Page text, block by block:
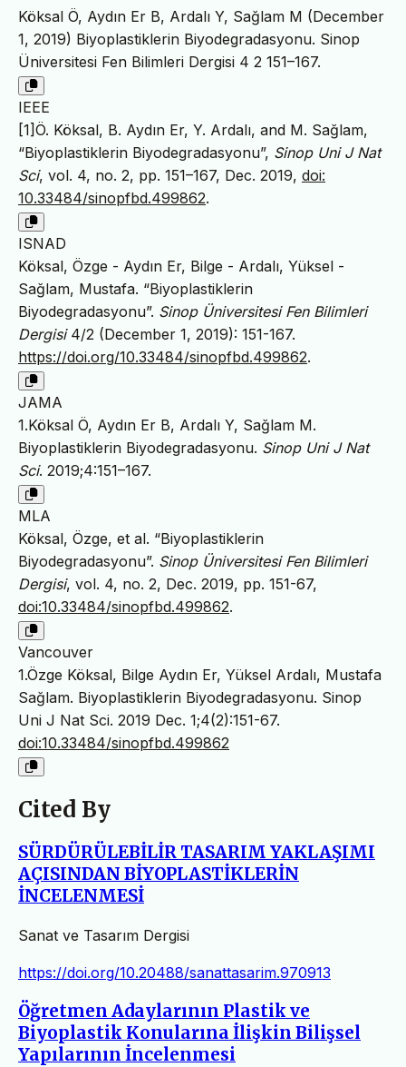
Köksal Ö, Aydın Er B, Ardalı Y, Sağlam M (December
1, 2019) Biyoplastiklerin Biyodegradasyonu. Sinop
Üniversitesi Fen Bilimleri Dergisi 4 2 151–167.
IEEE
[1]Ö. Köksal, B. Aydın Er, Y. Ardalı, and M. Sağlam,
“Biyoplastiklerin Biyodegradasyonu”, Sinop Uni J Nat
Sci, vol. 4, no. 2, pp. 151–167, Dec. 2019, doi:
10.33484/sinopfbd.499862.
ISNAD
Köksal, Özge - Aydın Er, Bilge - Ardalı, Yüksel -
Sağlam, Mustafa. “Biyoplastiklerin
Biyodegradasyonu”. Sinop Üniversitesi Fen Bilimleri
Dergisi4/2 (December 1, 2019): 151-167.
https://doi.org/10.33484/sinopfbd.499862.
JAMA
1.Köksal Ö, Aydın Er B, Ardalı Y, Sağlam M.
Biyoplastiklerin Biyodegradasyonu. Sinop Uni J Nat
Sci. 2019;4:151–167.
MLA
Köksal, Özge, et al. “Biyoplastiklerin
Biyodegradasyonu”. Sinop Üniversitesi Fen Bilimleri
Dergisi, vol. 4, no. 2, Dec. 2019, pp. 151-67,
doi:10.33484/sinopfbd.499862.
Vancouver
1.Özge Köksal, Bilge Aydın Er, Yüksel Ardalı, Mustafa
Sağlam. Biyoplastiklerin Biyodegradasyonu. Sinop
Uni J Nat Sci. 2019 Dec. 1;4(2):151-67.
doi:10.33484/sinopfbd.499862
Cited By
SÜRDÜRÜLEBİLİR TASARIM YAKLAŞIMI
AÇISINDAN BİYOPLASTİKLERİN
İNCELENMESİ
Sanat ve Tasarım Dergisi
https://doi.org/10.20488/sanattasarim.970913
Öğretmen Adaylarının Plastik ve
Biyoplastik Konularına İlişkin Bilişsel
Yapılarının İncelenmesi